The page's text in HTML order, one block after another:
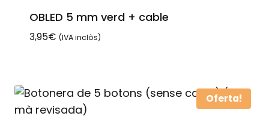
OBLED 5 mm verd + cable
3,95€ (IVA inclòs)
Oferta!